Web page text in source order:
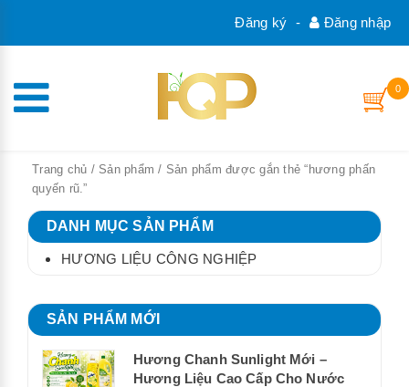
Đăng nhập
-
Đăng ký
0
Trang chủ / Sản phẩm / Sản phẩm được gắn thẻ “hương phấn
quyến rũ.”
DANH MỤC SẢN PHẨM
HƯƠNG LIỆU CÔNG NGHIỆP
SẢN PHẨM MỚI
Hương Chanh Sunlight Mới –
Hương Liệu Cao Cấp Cho Nước